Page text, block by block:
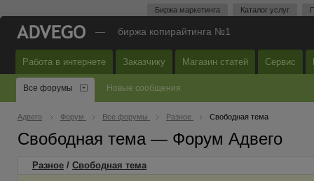
Биржа маркетинга Каталог услуг
— биржа копирайтинга №1
Работа в интернете Заказчику Магазин статей Сервис
Все форумы Новые сообщения
Адвего Форум Все форумы Разное Свободная тема
Свободная тема — Форум Адвего
Разное / Свободная тема